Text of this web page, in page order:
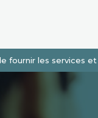
fournir les services